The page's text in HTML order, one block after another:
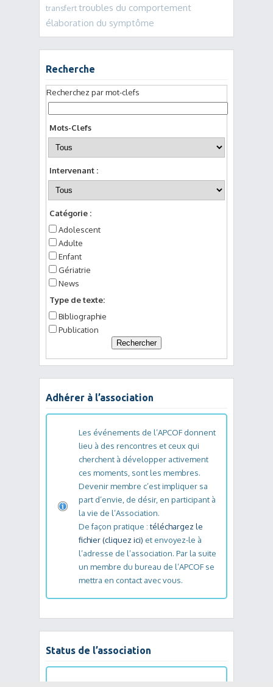
transferttroubles du comportement
élaboration du symptôme
Recherche
Recherchez par mot-clefs
Mots-Clefs
Intervenant :
Catégorie :
Adolescent
Adulte
Enfant
Gériatrie
News
Type de texte:
Bibliographie
Publication
Adhérer à l’association
Les événements de l’APCOF donnent
lieu à des rencontres et ceux qui
cherchent à développer activement
ces moments, sont les membres.
Devenir membre c’est impliquer sa
part d’envie, de désir, en participant à
la vie de l’Association.
De façon pratique :téléchargez le
fichier (cliquez ici) et envoyez-le à
l’adresse de l’association. Par la suite
un membre du bureau de l’APCOF se
mettra en contact avec vous.
Status de l’association